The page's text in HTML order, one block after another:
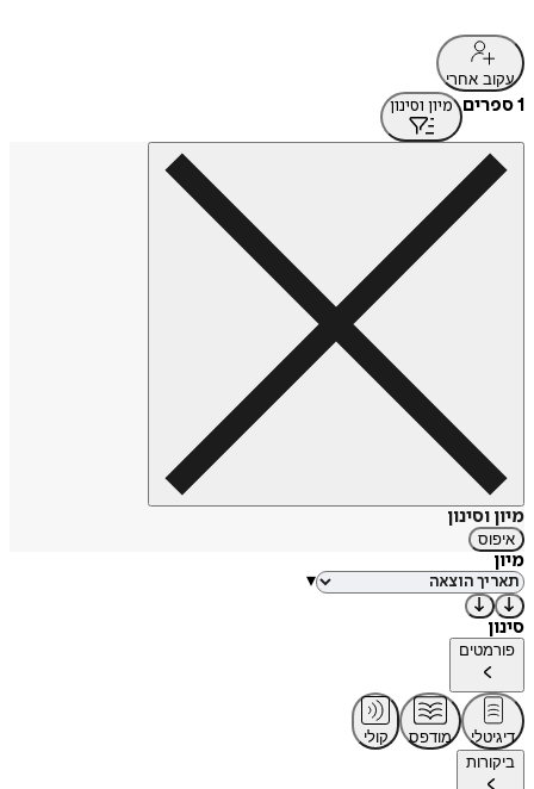
עקוב אחרי
1 ספרים מיון וסינון
מיון וסינון
איפוס
מיון
▾
סינון
פורמטים
דיגיטלי מודפס
קולי
ביקורות